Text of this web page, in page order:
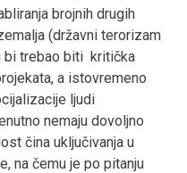
brojnih drugih
(državni terorizam
bi trebao biti kritička
a istovremeno
ljudi
nemaju dovoljno
čina uključivanja u
na čemu je po pitanju